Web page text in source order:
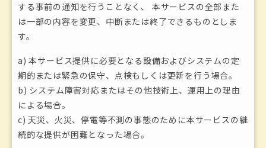
する事前の通知を行うことなく、 本サービスの全部また
は一部の内容を変更、中断または終了できるものとしま
す。
a) 本サービス提供に必要となる設備およびシステムの定
期的または緊急の保守、点検もしくは更新を行う場合。
b) システム障害対応またはその他技術上、運用上の理由
による場合。
c) 天災、火災、停電等不測の事態のために本サービスの継
続的な提供が困難となった場合。